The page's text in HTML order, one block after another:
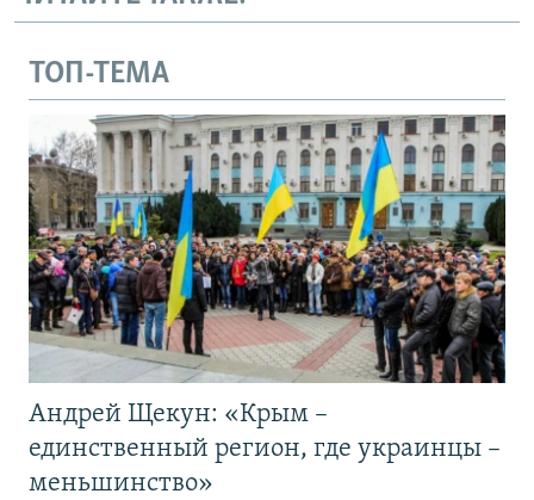
ТОП-ТЕМА
Андрей Щекун: «Крым –
единственный регион, где украинцы –
меньшинство»